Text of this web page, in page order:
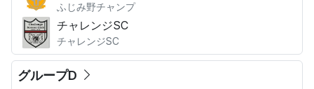
ふじみ野チャンプ
チャレンジSC
チャレンジSC
グループD